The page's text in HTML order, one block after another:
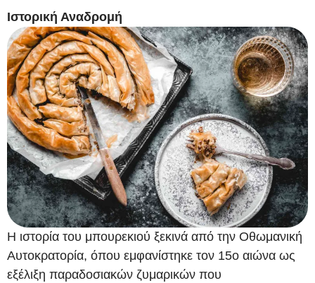
Ιστορική Αναδρομή
Η ιστορία του μπουρεκιού ξεκινά από την Οθωμανική
Αυτοκρατορία, όπου εμφανίστηκε τον 15ο αιώνα ως
εξέλιξη παραδοσιακών ζυμαρικών που